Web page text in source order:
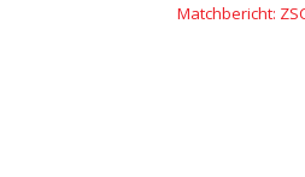
Matchbericht: